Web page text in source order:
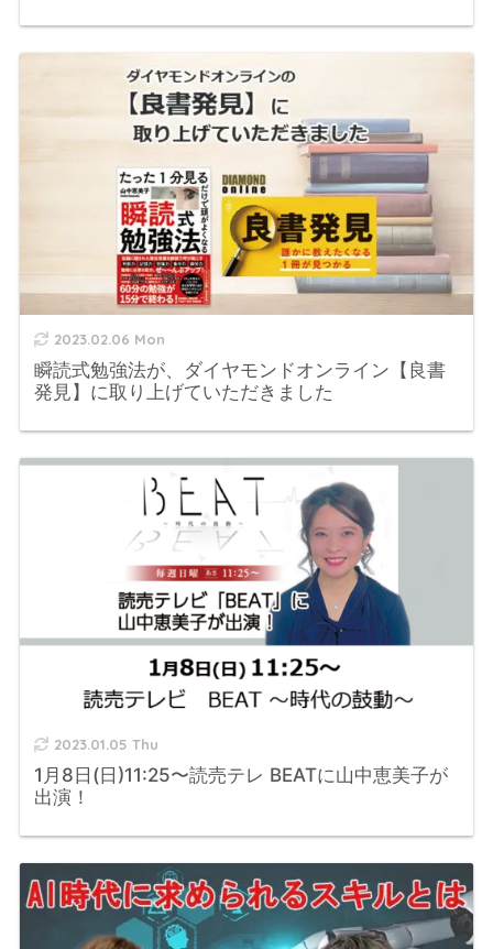
2023.02.06 Mon
瞬読式勉強法が、ダイヤモンドオンライン【良書
発見】に取り上げていただきました
2023.01.05 Thu
1月8日(日)11:25〜読売テレ BEATに山中恵美子が
出演！